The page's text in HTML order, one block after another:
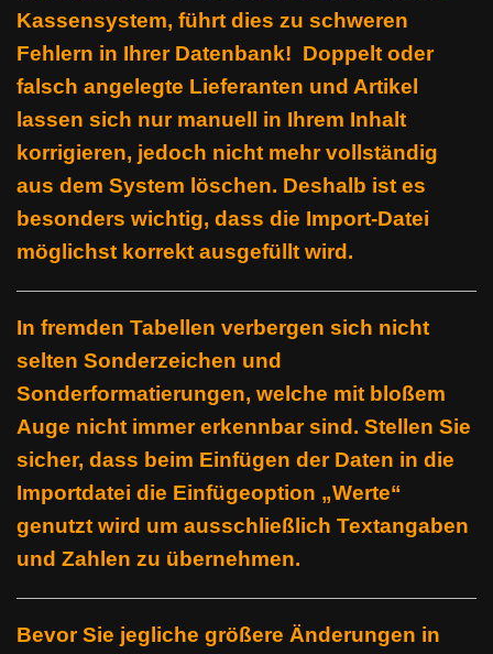
Kassensystem, führt dies zu schweren
Fehlern in Ihrer Datenbank! Doppelt oder
falsch angelegte Lieferanten und Artikel
lassen sich nur manuell in Ihrem Inhalt
korrigieren, jedoch nicht mehr vollständig
aus dem System löschen. Deshalb ist es
besonders wichtig, dass die Import-Datei
möglichst korrekt ausgefüllt wird.
In fremden Tabellen verbergen sich nicht
selten Sonderzeichen und
Sonderformatierungen, welche mit bloßem
Auge nicht immer erkennbar sind. Stellen Sie
sicher, dass beim Einfügen der Daten in die
Importdatei die Einfügeoption „Werte“
genutzt wird um ausschließlich Textangaben
und Zahlen zu übernehmen.
Bevor Sie jegliche größere Änderungen in